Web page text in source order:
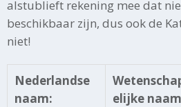
alstublieft rekening mee dat
beschikbaar zijn, dus ook de
niet!
Nederlandse
naam:
elijke